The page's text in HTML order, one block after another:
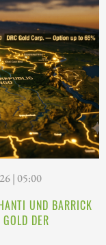
| 05:00
UND BARRICK
DER